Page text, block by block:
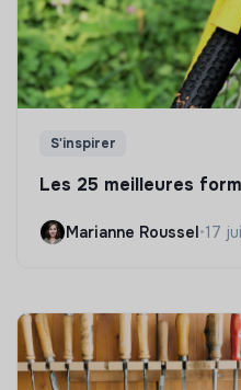
S'inspirer
Les 25 meilleures
Marianne Roussel•17